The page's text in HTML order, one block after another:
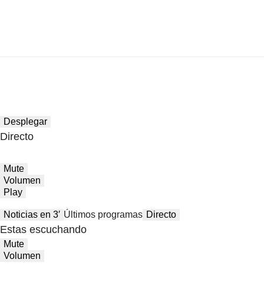
Desplegar
Directo
Mute
Volumen
Play
Noticias en 3′ Últimos programas Directo
Estas escuchando
Mute
Volumen